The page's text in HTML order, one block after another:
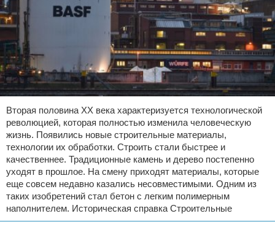
Вторая половина XX века характеризуется технологической
революцией, которая полностью изменила человеческую
жизнь. Появились новые строительные материалы,
технологии их обработки. Строить стали быстрее и
качественнее. Традиционные камень и дерево постепенно
уходят в прошлое. На смену приходят материалы, которые
еще совсем недавно казались несовместимыми. Одним из
таких изобретений стал бетон с легким полимерным
наполнителем. Историческая справка Строительные